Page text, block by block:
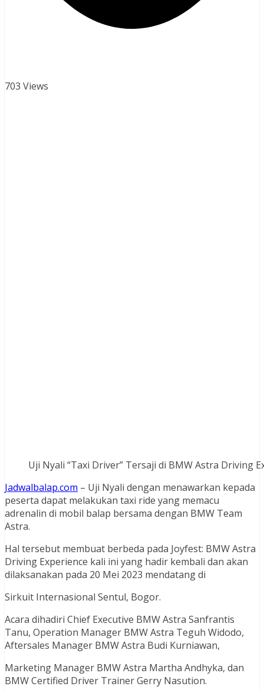
703 Views
Uji Nyali “Taxi Driver” Tersaji di BMW Astra Driving
Jadwalbalap.com – Uji Nyali dengan menawarkan kepada
peserta dapat melakukan taxi ride yang memacu
adrenalin di mobil balap bersama dengan BMW Team
Astra.
Hal tersebut membuat berbeda pada Joyfest: BMW Astra
Driving Experience kali ini yang hadir kembali dan akan
dilaksanakan pada 20 Mei 2023 mendatang di
Sirkuit Internasional Sentul, Bogor.
Acara dihadiri Chief Executive BMW Astra Sanfrantis
Tanu, Operation Manager BMW Astra Teguh Widodo,
Aftersales Manager BMW Astra Budi Kurniawan,
Marketing Manager BMW Astra Martha Andhyka, dan
BMW Certified Driver Trainer Gerry Nasution.